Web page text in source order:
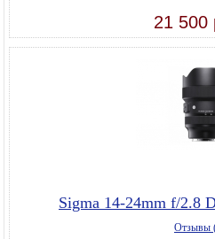
21 500
Sigma 14-24mm f/2.8
Отзывы